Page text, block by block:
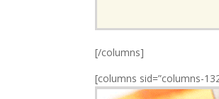
[/columns]
[columns sid=”columns-